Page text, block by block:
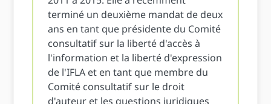
terminé un deuxième mandat de deux
ans en tant que présidente du Comité
consultatif sur la liberté d'accès à
l'information et la liberté d'expression
de l'IFLA et en tant que membre du
Comité consultatif sur le droit
d'auteur et les questions juridiques